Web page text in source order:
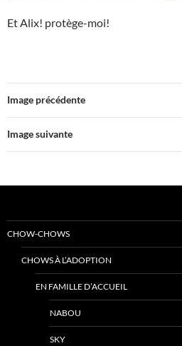
Et Alix! protège-moi!
Image précédente
Image suivante
CHOW-CHOWS
CHOWS À L’ADOPTION
EN FAMILLE D’ACCUEIL
NABOU
SKY